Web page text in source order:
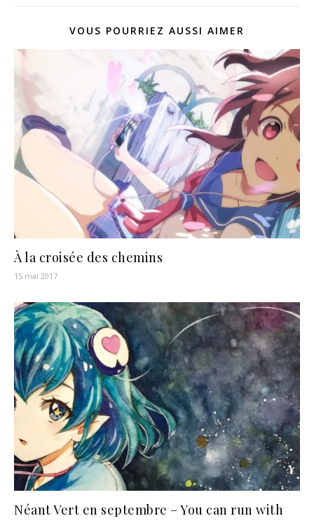
VOUS POURRIEZ AUSSI AIMER
À la croisée des chemins
15 mai 2017
Néant Vert en septembre – You can run with